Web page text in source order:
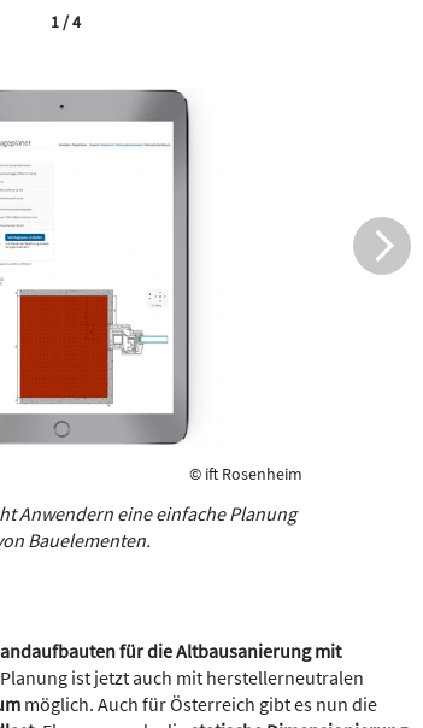
© ift Rosenheim
Anwendern eine einfache Planung
Bauelementen.
1 / 4
für die Altbausanierung mit
ist jetzt auch mit herstellerneutralen
möglich. Auch für Österreich gibt es nun die